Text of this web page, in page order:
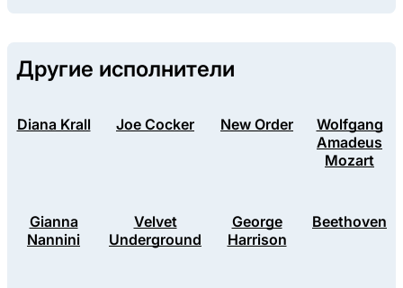
Другие исполнители
Diana Krall Joe Cocker New Order
Wolfgang
Amadeus
Mozart
Gianna
Nannini
Velvet
Underground
George
Harrison
Beethoven